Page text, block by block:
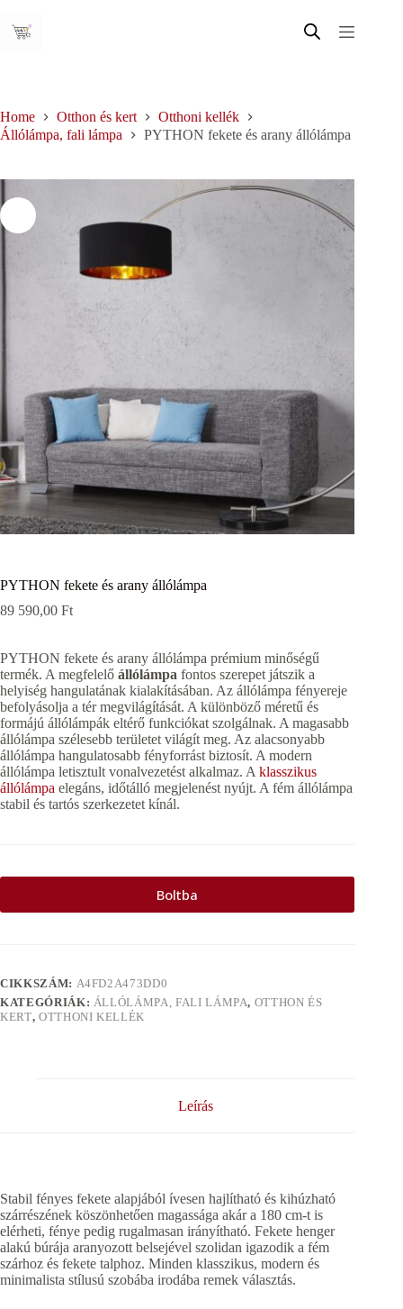
content
Home Otthon és kert
Otthoni kellék
Állólámpa, fali lámpa
PYTHON fekete és arany állólámpa
PYTHON fekete és arany állólámpa
89 590,00 Ft
PYTHON fekete és arany állólámpa prémium minőségű
termék. A megfelelő állólámpa fontos szerepet játszik a
helyiség hangulatának kialakításában. Az állólámpa fényereje
befolyásolja a tér megvilágítását. A különböző méretű és
formájú állólámpák eltérő funkciókat szolgálnak. A magasabb
állólámpa szélesebb területet világít meg. Az alacsonyabb
állólámpa hangulatosabb fényforrást biztosít. A modern
állólámpa letisztult vonalvezetést alkalmaz. A klasszikus
állólámpa elegáns, időtálló megjelenést nyújt. A fém állólámpa
stabil és tartós szerkezetet kínál.
Boltba
CIKKSZÁM: A4FD2A473DD0
KATEGÓRIÁK: ÁLLÓLÁMPA, FALI LÁMPA, OTTHON ÉS
KERT, OTTHONI KELLÉK
Leírás
Stabil fényes fekete alapjából ívesen hajlítható és kihúzható
szárrészének köszönhetően magassága akár a 180 cm-t is
elérheti, fénye pedig rugalmasan irányítható. Fekete henger
alakú búrája aranyozott belsejével szolidan igazodik a fém
szárhoz és fekete talphoz. Minden klasszikus, modern és
minimalista stílusú szobába irodába remek választás.